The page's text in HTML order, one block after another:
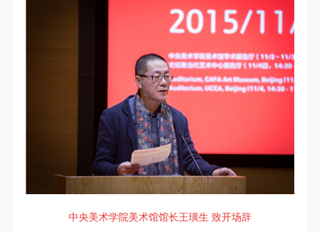
中央美术学院美术馆馆长王璜生 致开场辞
成员应当积极主动的组织实施救援工作，但对事故本
身不承担任何法律责任和经济责任。参加本次活动者
的人身安全不负有民事及相关连带责任。
参加活动者在此次活动期间应主动遵守美术馆活动秩
序、维护美术馆场地及展示、展览、馆藏艺术作品及
衍生品的安全。活动中一旦因个人原因造成美术馆场
地、空间、艺术品、衍生品等受到不同程度的损失、
破坏。活动中任何非事故当事人及美术馆将不承担相
应的责任与损失，应由参与活动者根据相应的法律条
文、组织规定进行协商和赔偿。并追究相应的法律责
成员应当积极主动的组织实施救援工作，但对事故本
身不承担任何法律责任和经济责任。参加本次活动者
的人身安全不负有民事及相关连带责任。
参加活动者在此次活动期间应主动遵守美术馆活动秩
序、维护美术馆场地及展示、展览、馆藏艺术作品及
衍生品的安全。活动中一旦因个人原因造成美术馆场
地、空间、艺术品、衍生品等受到不同程度的损失、
破坏。活动中任何非事故当事人及美术馆将不承担相
应的责任与损失，应由参与活动者根据相应的法律条
文、组织规定进行协商和赔偿。并追究相应的法律责
成员应当积极主动的组织实施救援工作，但对事故本
身不承担任何法律责任和经济责任。参加本次活动者
的人身安全不负有民事及相关连带责任。
参加活动者在此次活动期间应主动遵守美术馆活动秩
序、维护美术馆场地及展示、展览、馆藏艺术作品及
衍生品的安全。活动中一旦因个人原因造成美术馆场
地、空间、艺术品、衍生品等受到不同程度的损失、
破坏。活动中任何非事故当事人及美术馆将不承担相
应的责任与损失，应由参与活动者根据相应的法律条
文、组织规定进行协商和赔偿。并追究相应的法律责